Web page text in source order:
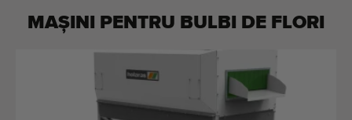
MAȘINI PENTRU BULBI DE FLORI